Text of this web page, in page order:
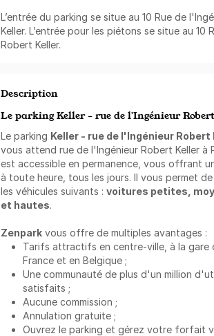
L’entrée du parking se situe au 10 Rue de
Keller. L’entrée pour les piétons se situe au 10
Robert Keller.
Description
Le parking Keller - rue de l'Ingénieur
Le parking Keller - rue de l'Ingénieur Robert
vous attend rue de l'Ingénieur Robert Keller à
est accessible en permanence, vous offrant
à toute heure, tous les jours. Il vous permet
les véhicules suivants : voitures petites,
et hautes.
Zenpark vous offre de multiples avantages :
Tarifs attractifs en centre-ville, à la gare
France et en Belgique ;
Une communauté de plus d'un million
satisfaits ;
Aucune commission ;
Annulation gratuite ;
Ouvrez le parking et gérez votre forfait